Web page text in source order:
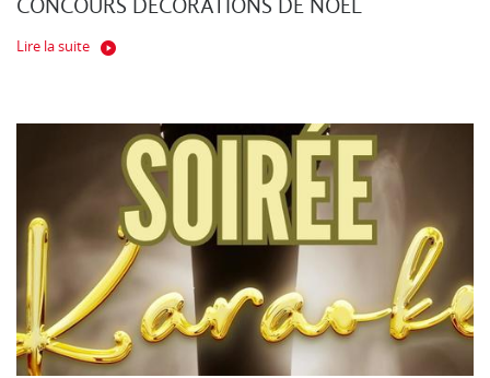
CONCOURS DECORATIONS DE NOEL
Lire la suite